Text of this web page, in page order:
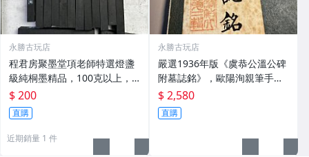
永勝古玩店
程君房聚墨堂項老師特選燈盞
級純桐墨精品，100克以上，
檀香墨質細膩黑亮 藍紫光放 檢
驗嚴選推薦 燈盞級墨 放藍紫光
檢驗嚴選
$ 200
直購
近期銷量 1 件
永勝古玩店
嚴選1936年版《虞恭公溫公碑
附墓誌銘》，歐陽洵親筆手
跡，典藏歷史與書法珍品 唐史
研究 碑刻藝術 田中和市版
$ 2,580
直購